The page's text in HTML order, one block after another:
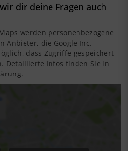
dir deine Fragen auch
werden personenbezogene
Anbieter, die Google Inc.
dass Zugriffe gespeichert
Detaillierte Infos finden Sie in